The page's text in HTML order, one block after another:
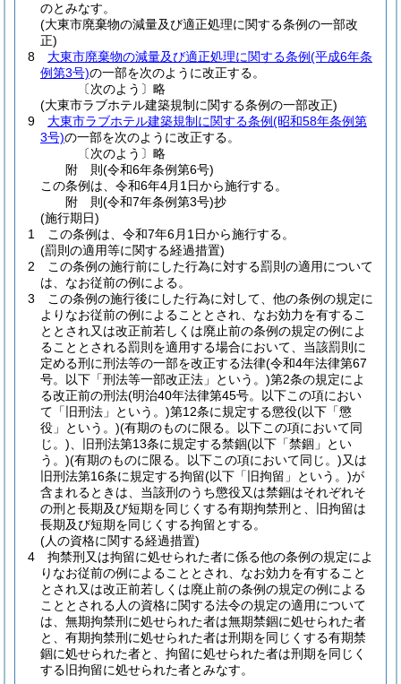
のとみなす。
(大東市廃棄物の減量及び適正処理に関する条例の一部改
正)
8
大東市廃棄物の減量及び適正処理に関する条例(平成6年条
例第3号)の一部を次のように改正する。
〔次のよう〕略
(大東市ラブホテル建築規制に関する条例の一部改正)
9
大東市ラブホテル建築規制に関する条例(昭和58年条例第
3号)の一部を次のように改正する。
〔次のよう〕略
附 則(令和6年条例第6号)
この条例は、令和6年4月1日から施行する。
附 則(令和7年条例第3号)抄
(施行期日)
1
この条例は、令和7年6月1日から施行する。
(罰則の適用等に関する経過措置)
2
この条例の施行前にした行為に対する罰則の適用について
は、なお従前の例による。
3
この条例の施行後にした行為に対して、他の条例の規定に
よりなお従前の例によることとされ、なお効力を有するこ
ととされ又は改正前若しくは廃止前の条例の規定の例によ
ることとされる罰則を適用する場合において、当該罰則に
定める刑に刑法等の一部を改正する法律(令和4年法律第67
号。以下「刑法等一部改正法」という。)第2条の規定によ
る改正前の刑法(明治40年法律第45号。以下この項におい
て「旧刑法」という。)第12条に規定する懲役(以下「懲
役」という。)(有期のものに限る。以下この項において同
じ。) 、旧刑法第13条に規定する禁錮(以下「禁錮」とい
う。)(有期のものに限る。以下この項において同じ。)又は
旧刑法第16条に規定する拘留(以下「旧拘留」という。)が
含まれるときは、当該刑のうち懲役又は禁錮はそれぞれそ
の刑と長期及び短期を同じくする有期拘禁刑と、旧拘留は
長期及び短期を同じくする拘留とする。
(人の資格に関する経過措置)
4
拘禁刑又は拘留に処せられた者に係る他の条例の規定によ
りなお従前の例によることとされ、なお効力を有すること
とされ又は改正前若しくは廃止前の条例の規定の例による
こととされる人の資格に関する法令の規定の適用について
は、無期拘禁刑に処せられた者は無期禁錮に処せられた者
と、有期拘禁刑に処せられた者は刑期を同じくする有期禁
錮に処せられた者と、拘留に処せられた者は刑期を同じく
する旧拘留に処せられた者とみなす。